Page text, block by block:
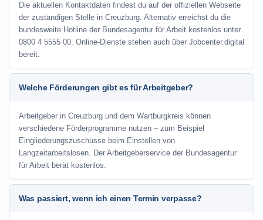
Die aktuellen Kontaktdaten findest du auf der offiziellen Webseite
der zuständigen Stelle in Creuzburg. Alternativ erreichst du die
bundesweite Hotline der Bundesagentur für Arbeit kostenlos unter
0800 4 5555 00. Online-Dienste stehen auch über Jobcenter.digital
bereit.
Welche Förderungen gibt es für Arbeitgeber?
Arbeitgeber in Creuzburg und dem Wartburgkreis können
verschiedene Förderprogramme nutzen – zum Beispiel
Eingliederungszuschüsse beim Einstellen von
Langzeitarbeitslosen. Der Arbeitgeberservice der Bundesagentur
für Arbeit berät kostenlos.
Was passiert, wenn ich einen Termin verpasse?